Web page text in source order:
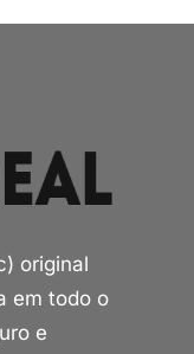
original
em todo o
e